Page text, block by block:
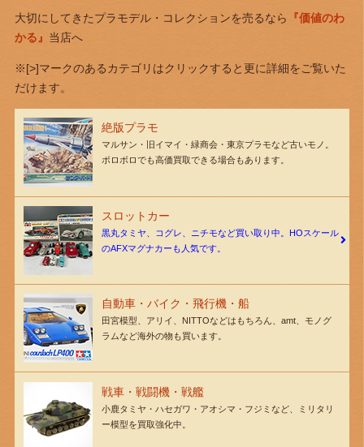
大切にしてきたプラモデル・コレクションを売るなら
『価値のわ
かる』 当店へ
※[>]マークのあるカテゴリはクリックすると更に詳細をご覧いた
だけます。
絶版プラモ
マルサン・旧イマイ・緑商会・東京プラモなど古いモノ。
ボロボロでも高価買取できる場合もあります。
スロットカー
黒丸タミヤ、コグレ、ニチモなど買い取り中。HOスケール
のAFXマグナカーも人気です。
自動車・バイク・飛行機・船
田宮模型、アリイ、NITTOなどはもちろん、amt、モノグ
ラムなど海外の物も買います。
戦車・戦闘機・戦艦
小鹿タミヤ・ハセガワ・アオシマ・フジミなど、ミリタリ
ー模型を買取強化中。